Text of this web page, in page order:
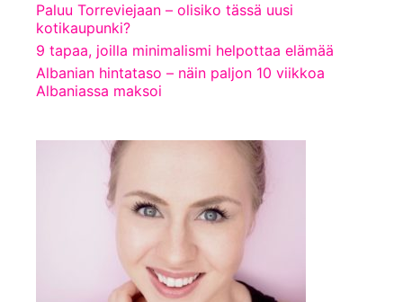
Paluu Torreviejaan – olisiko tässä uusi
kotikaupunki?
9 tapaa, joilla minimalismi helpottaa elämää
Albanian hintataso – näin paljon 10 viikkoa
Albaniassa maksoi